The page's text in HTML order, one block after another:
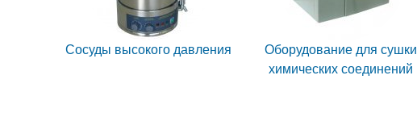
Сосуды высокого давления
Оборудование для сушки
химических соединений